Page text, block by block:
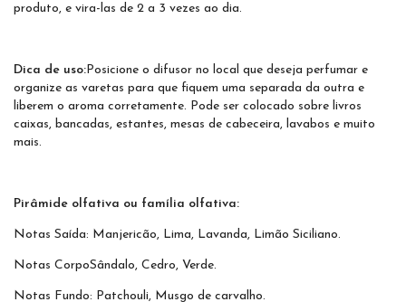
produto, e vira-las de 2 a 3 vezes ao dia.
Dica de uso: Posicione o difusor no local que deseja perfumar e
organize as varetas para que fiquem uma separada da outra e
liberem o aroma corretamente. Pode ser colocado sobre livros
caixas, bancadas, estantes, mesas de cabeceira, lavabos e muito
mais.
Pirâmide olfativa ou família olfativa:
Notas Saída: Manjericão, Lima, Lavanda, Limão Siciliano.
Notas CorpoSândalo, Cedro, Verde.
Notas Fundo: Patchouli, Musgo de carvalho.